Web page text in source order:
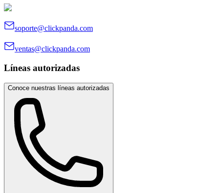
soporte@clickpanda.com
ventas@clickpanda.com
Líneas autorizadas
Conoce nuestras líneas autorizadas